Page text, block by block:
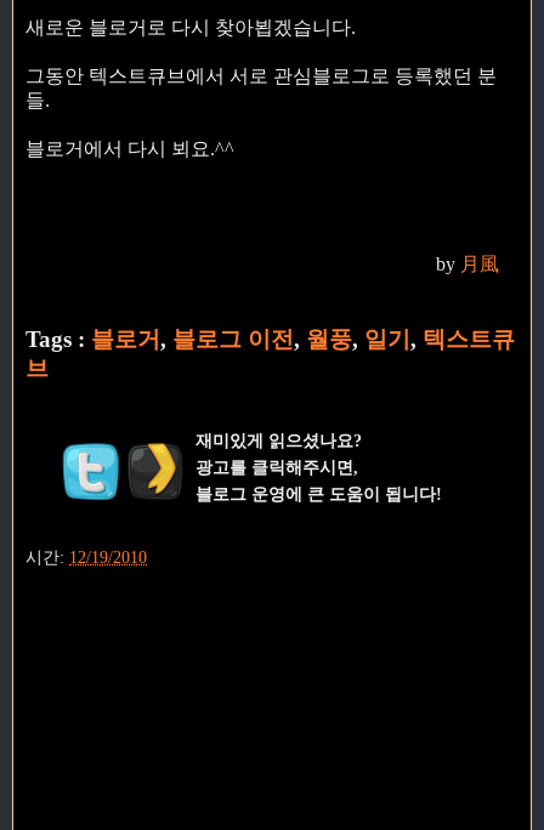
새로운 블로거로 다시 찾아뵙겠습니다.
그동안 텍스트큐브에서 서로 관심블로그로 등록했던 분
들.
블로거에서 다시 뵈요.^^
by 月風
Tags : 블로거, 블로그 이전, 월풍, 일기 , 텍스트큐
브
재미있게 읽으셨나요?
광고를 클릭해주시면,
블로그 운영에 큰 도움이 됩니다!
시간: 12/19/2010